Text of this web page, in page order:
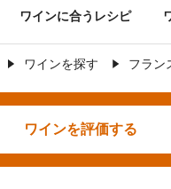
ワインに合うレシピ
ワインを探す フラン
ワインを評価する